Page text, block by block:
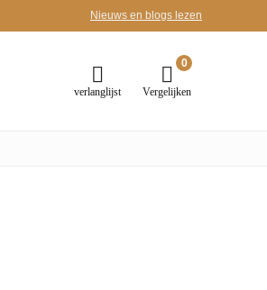
Nieuws en blogs lezen
verlanglijst
0
Vergelijken